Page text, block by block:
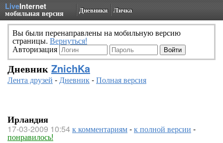
LiveInternet
мобильная версия Дневники Личка
Вы были перенаправлены на мобильную версию
страницы. Вернуться!
Авторизация
Дневник ZnichKa
Лента друзей -Дневник-Полная версия
Ирландия
17-03-2009 10:54к комментариям-к полной версии -
понравилось!